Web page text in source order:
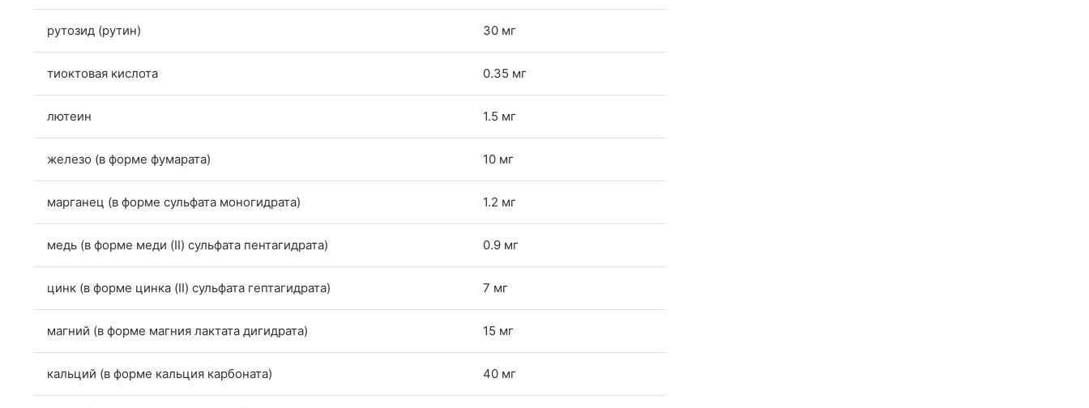
рутозид (рутин) 30 мг
тиоктовая кислота 0.35 мг
лютеин 1.5 мг
железо (в форме фумарата) 10 мг
марганец (в форме сульфата моногидрата) 1.2 мг
медь (в форме меди (II) сульфата пентагидрата) 0.9 мг
цинк (в форме цинка (II) сульфата гептагидрата) 7 мг
магний (в форме магния лактата дигидрата) 15 мг
кальций (в форме кальция карбоната) 40 мг